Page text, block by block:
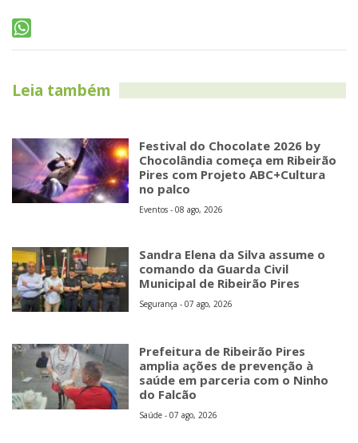
Leia também
Festival do Chocolate 2026 by
Chocolândia começa em Ribeirão
Pires com Projeto ABC+Cultura
no palco
Eventos - 08 ago, 2026
Sandra Elena da Silva assume o
comando da Guarda Civil
Municipal de Ribeirão Pires
Segurança - 07 ago, 2026
Prefeitura de Ribeirão Pires
amplia ações de prevenção à
saúde em parceria com o Ninho
do Falcão
Saúde - 07 ago, 2026